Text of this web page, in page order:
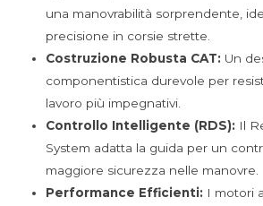
una manovrabilità sorprendente,
precisione in corsie strette.
Costruzione Robusta CAT: Un
componentistica durevole per
lavoro più impegnativi.
Controllo Intelligente (RDS): Il
System adatta la guida per un
maggiore sicurezza nelle manovre.
Performance Efficienti: I motori